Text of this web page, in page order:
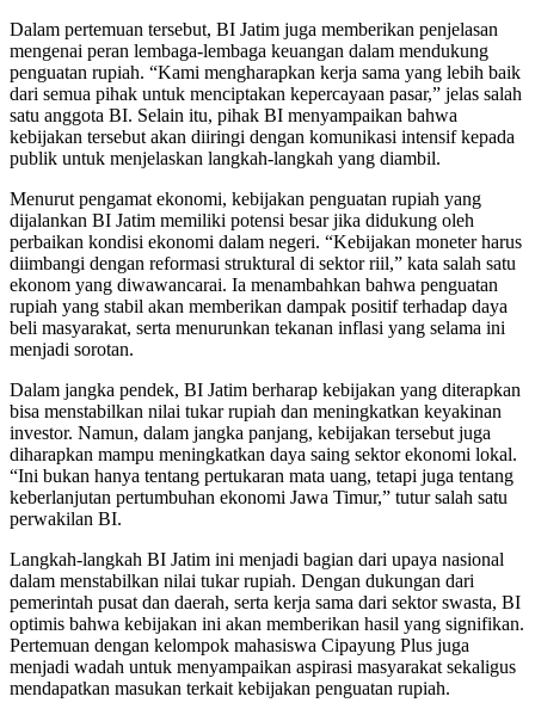
Dalam pertemuan tersebut, BI Jatim juga memberikan penjelasan
mengenai peran lembaga-lembaga keuangan dalam mendukung
penguatan rupiah. “Kami mengharapkan kerja sama yang lebih baik
dari semua pihak untuk menciptakan kepercayaan pasar,” jelas salah
satu anggota BI. Selain itu, pihak BI menyampaikan bahwa
kebijakan tersebut akan diiringi dengan komunikasi intensif kepada
publik untuk menjelaskan langkah-langkah yang diambil.
Menurut pengamat ekonomi, kebijakan penguatan rupiah yang
dijalankan BI Jatim memiliki potensi besar jika didukung oleh
perbaikan kondisi ekonomi dalam negeri. “Kebijakan moneter harus
diimbangi dengan reformasi struktural di sektor riil,” kata salah satu
ekonom yang diwawancarai. Ia menambahkan bahwa penguatan
rupiah yang stabil akan memberikan dampak positif terhadap daya
beli masyarakat, serta menurunkan tekanan inflasi yang selama ini
menjadi sorotan.
Dalam jangka pendek, BI Jatim berharap kebijakan yang diterapkan
bisa menstabilkan nilai tukar rupiah dan meningkatkan keyakinan
investor. Namun, dalam jangka panjang, kebijakan tersebut juga
diharapkan mampu meningkatkan daya saing sektor ekonomi lokal.
“Ini bukan hanya tentang pertukaran mata uang, tetapi juga tentang
keberlanjutan pertumbuhan ekonomi Jawa Timur,” tutur salah satu
perwakilan BI.
Langkah-langkah BI Jatim ini menjadi bagian dari upaya nasional
dalam menstabilkan nilai tukar rupiah. Dengan dukungan dari
pemerintah pusat dan daerah, serta kerja sama dari sektor swasta, BI
optimis bahwa kebijakan ini akan memberikan hasil yang signifikan.
Pertemuan dengan kelompok mahasiswa Cipayung Plus juga
menjadi wadah untuk menyampaikan aspirasi masyarakat sekaligus
mendapatkan masukan terkait kebijakan penguatan rupiah.